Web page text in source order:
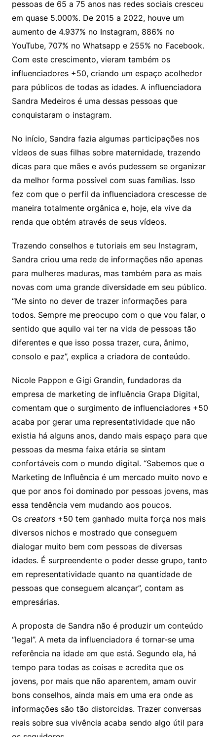
pessoas de 65 a 75 anos nas redes sociais cresceu
em quase 5.000%. De 2015 a 2022, houve um
aumento de 4.937% no Instagram, 886% no
YouTube, 707% no Whatsapp e 255% no Facebook.
Com este crescimento, vieram também os
influenciadores +50, criando um espaço acolhedor
para públicos de todas as idades. A influenciadora
Sandra Medeiros é uma dessas pessoas que
conquistaram o instagram.
No início, Sandra fazia algumas participações nos
vídeos de suas filhas sobre maternidade, trazendo
dicas para que mães e avós pudessem se organizar
da melhor forma possível com suas famílias. Isso
fez com que o perfil da influenciadora crescesse de
maneira totalmente orgânica e, hoje, ela vive da
renda que obtém através de seus vídeos.
Trazendo conselhos e tutoriais em seu Instagram,
Sandra criou uma rede de informações não apenas
para mulheres maduras, mas também para as mais
novas com uma grande diversidade em seu público.
“Me sinto no dever de trazer informações para
todos. Sempre me preocupo com o que vou falar, o
sentido que aquilo vai ter na vida de pessoas tão
diferentes e que isso possa trazer, cura, ânimo,
consolo e paz”, explica a criadora de conteúdo.
Nicole Pappon e Gigi Grandin, fundadoras da
empresa de marketing de influência Grapa Digital,
comentam que o surgimento de influenciadores +50
acaba por gerar uma representatividade que não
existia há alguns anos, dando mais espaço para que
pessoas da mesma faixa etária se sintam
confortáveis com o mundo digital. “Sabemos que o
Marketing de Influência é um mercado muito novo e
que por anos foi dominado por pessoas jovens, mas
essa tendência vem mudando aos poucos.
Os creators+50 tem ganhado muita força nos mais
diversos nichos e mostrado que conseguem
dialogar muito bem com pessoas de diversas
idades. É surpreendente o poder desse grupo, tanto
em representatividade quanto na quantidade de
pessoas que conseguem alcançar”, contam as
empresárias.
A proposta de Sandra não é produzir um conteúdo
“legal”. A meta da influenciadora é tornar-se uma
referência na idade em que está. Segundo ela, há
tempo para todas as coisas e acredita que os
jovens, por mais que não aparentem, amam ouvir
bons conselhos, ainda mais em uma era onde as
informações são tão distorcidas. Trazer conversas
reais sobre sua vivência acaba sendo algo útil para